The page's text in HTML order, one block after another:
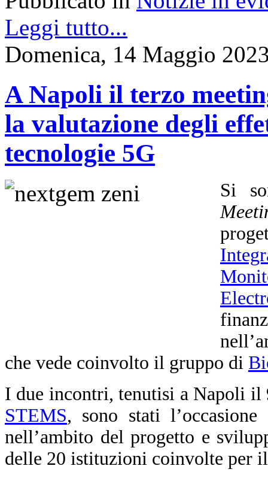
Leggi tutto...
Domenica, 14 Maggio
A Napoli il terzo
la valutazione degli
tecnologie 5G
Si
che vede coinvolto il gruppo di
I due incontri, tenutisi a Napoli il
STEMS, sono stati
nell’ambito del progetto e
delle 20 istituzioni coinvolte per